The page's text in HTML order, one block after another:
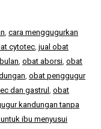
cara menggugurkan
cytotec jual obat
obat aborsi obat
obat penggugur
dan gastrul obat
kandungan tanpa
ibu menyusui